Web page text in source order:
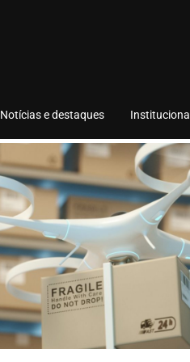
Notícias e destaques Institucional